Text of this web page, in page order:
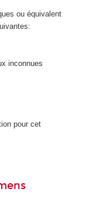
ou équivalent
inconnues
pour cet